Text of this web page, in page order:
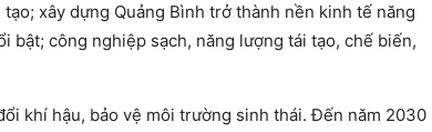
xây dựng Quảng Bình trở thành nền kinh tế năng
bật; công nghiệp sạch, năng lượng tái tạo, chế biến,
khí hậu, bảo vệ môi trường sinh thái. Đến năm 2030